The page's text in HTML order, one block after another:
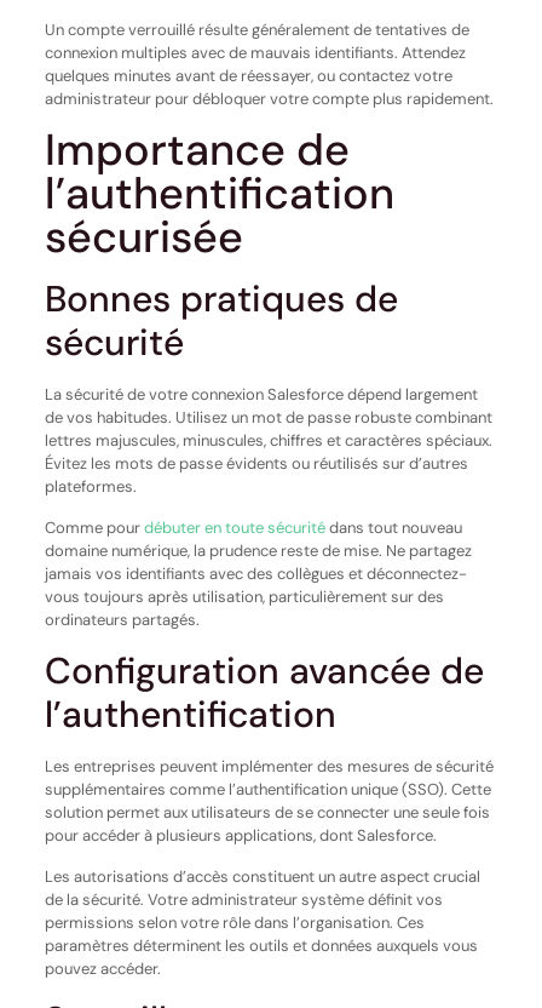
Un compte verrouillé résulte généralement de tentatives de
connexion multiples avec de mauvais identifiants. Attendez
quelques minutes avant de réessayer, ou contactez votre
administrateur pour débloquer votre compte plus rapidement.
Importance de
l’authentification
sécurisée
Bonnes pratiques de
sécurité
La sécurité de votre connexion Salesforce dépend largement
de vos habitudes. Utilisez un mot de passe robuste combinant
lettres majuscules, minuscules, chiffres et caractères spéciaux.
Évitez les mots de passe évidents ou réutilisés sur d’autres
plateformes.
Comme pourdébuter en toute sécuritédans tout nouveau
domaine numérique, la prudence reste de mise. Ne partagez
jamais vos identifiants avec des collègues et déconnectez-
vous toujours après utilisation, particulièrement sur des
ordinateurs partagés.
Configuration avancée de
l’authentification
Les entreprises peuvent implémenter des mesures de sécurité
supplémentaires comme l’authentification unique (SSO). Cette
solution permet aux utilisateurs de se connecter une seule fois
pour accéder à plusieurs applications, dont Salesforce.
Les autorisations d’accès constituent un autre aspect crucial
de la sécurité. Votre administrateur système définit vos
permissions selon votre rôle dans l’organisation. Ces
paramètres déterminent les outils et données auxquels vous
pouvez accéder.